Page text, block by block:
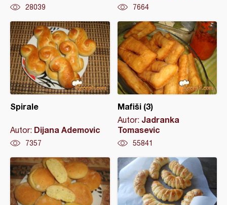
28039 7664
Spirale
Autor: Dijana Ademovic
7357
Mafiši (3)
Autor: Jadranka
Tomasevic
55841